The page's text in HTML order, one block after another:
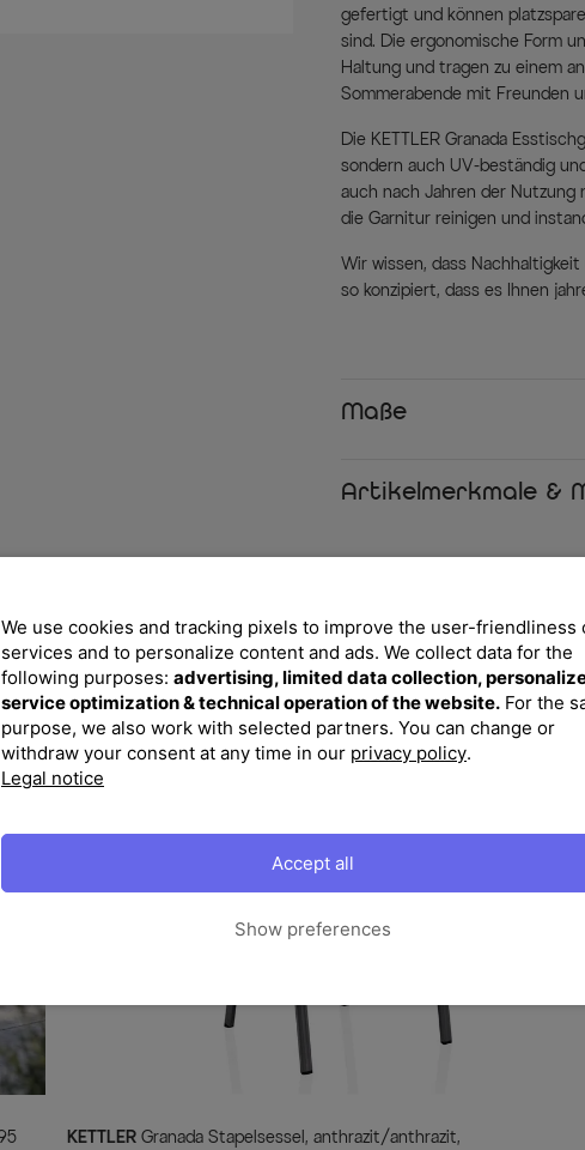
gefertigt und können
sind. Die ergonomische Form
Haltung und tragen zu einem
Sommerabende mit Freunden
Die KETTLER Granada
sondern auch UV-beständig
auch nach Jahren der Nutzung
die Garnitur reinigen und
Wir wissen, dass
so konzipiert, dass es Ihnen
Umwelt schont. Setzen Sie ein
gestalten Sie Ihren
Bestellen Sie jetzt die
✔
Komfortable
Platzsparend und
✔
Pflegeleichtes Material
Einfache Reinigung und
Aufwand.
✔
Modernes Anthrazit-
Fügt sich elegant in jede
1x OUTFLEXX Esstisch,
Maße
Artikelmerkmale &
KETTLER Granada Stapelsessel, anthrazit/anthrazit,
We use cookies and tracking pixels to improve the user-friendliness
services and to personalize content and ads. We collect data for the
following purposes: advertising, limited data collection,
service optimization & technical operation of the website. For the
purpose, we also work with selected partners. You can change or
withdraw your consent at any time in our privacy policy.
Legal notice
Show preferences
Accept all